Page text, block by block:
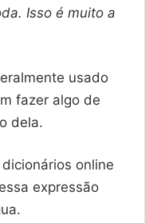
Isso é muito a
usado
fazer algo de
dela.
online
expressão